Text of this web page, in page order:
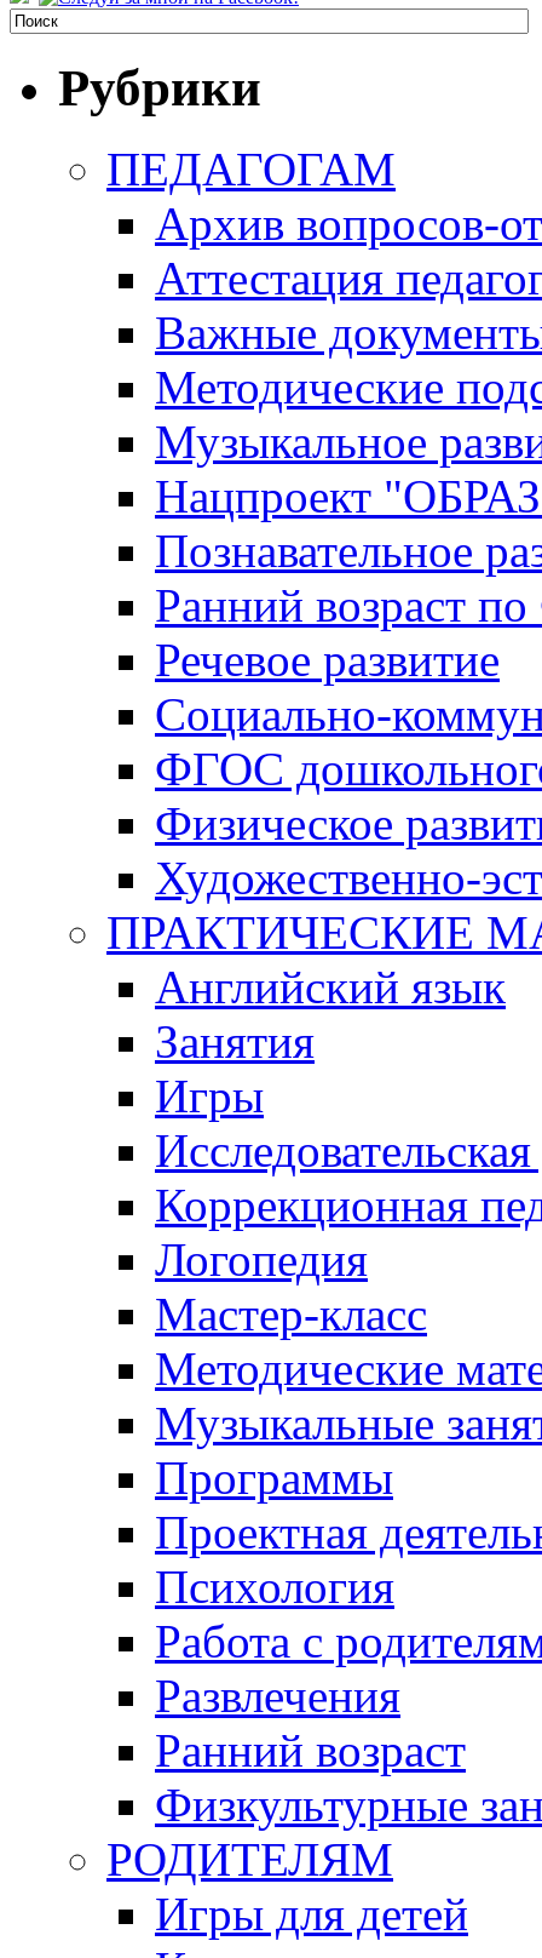
Рубрики
ПЕДАГОГАМ
Архив вопросов-
Аттестация
Важные
Методические
Музыкальное
Нацпроект
Познавательное
Ранний возраст
Речевое развитие
Социально-
ФГОС
Физическое
Художественно-
ПРАКТИЧЕСКИЕ
Английский язык
Занятия
Игры
Коррекционная
Логопедия
Мастер-класс
Методические
Музыкальные
Программы
Проектная
Психология
Работа с
Развлечения
Ранний возраст
Физкультурные
РОДИТЕЛЯМ
Игры для детей